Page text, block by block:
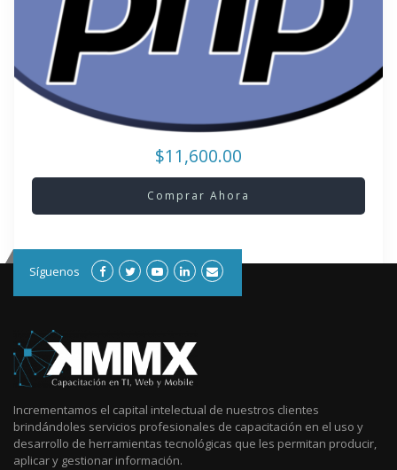
$11,600.00
Comprar Ahora
Síguenos
Incrementamos el capital intelectual de nuestros clientes
brindándoles servicios profesionales de capacitación en el uso y
desarrollo de herramientas tecnológicas que les permitan producir,
aplicar y gestionar información.